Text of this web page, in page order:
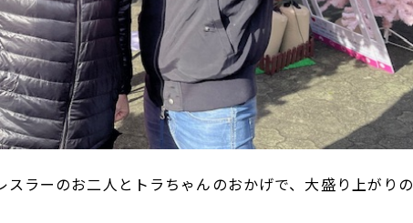
スラーのお二人とトラちゃんのおかげで、大盛り上がりの